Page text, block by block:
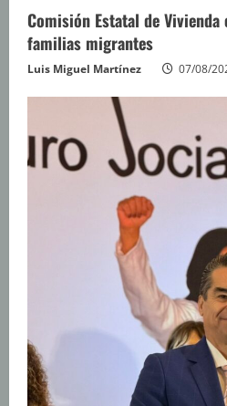
Comisión Estatal de Vivienda
familias migrantes
Luis Miguel Martínez 07/08/